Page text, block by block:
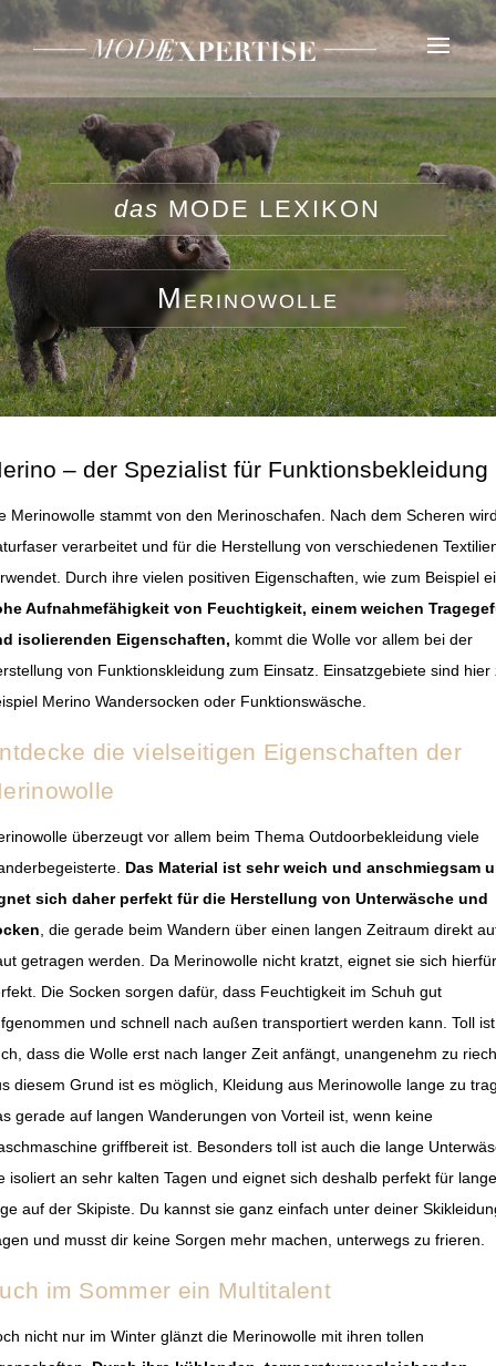
das MODE LEXIKON
Merinowolle
– der Spezialist für Funktionsbekleidung
Merinowolle stammt von den Merinoschafen. Nach dem Scheren
verarbeitet und für die Herstellung von verschiedenen
Durch ihre vielen positiven Eigenschaften, wie zum Beispiel
Aufnahmefähigkeit von Feuchtigkeit, einem weichen
isolierenden Eigenschaften, kommt die Wolle vor allem bei der
von Funktionskleidung zum Einsatz. Einsatzgebiete sind hier
Merino Wandersocken oder Funktionswäsche.
die vielseitigen Eigenschaften der
überzeugt vor allem beim Thema Outdoorbekleidung viele
Das Material ist sehr weich und anschmiegsam
sich daher perfekt für die Herstellung von Unterwäsche und
, die gerade beim Wandern über einen langen Zeitraum direkt
getragen werden. Da Merinowolle nicht kratzt, eignet sie sich hierfür
Die Socken sorgen dafür, dass Feuchtigkeit im Schuh gut
und schnell nach außen transportiert werden kann. Toll ist
dass die Wolle erst nach langer Zeit anfängt, unangenehm zu
diesem Grund ist es möglich, Kleidung aus Merinowolle lange zu
gerade auf langen Wanderungen von Vorteil ist, wenn keine
griffbereit ist. Besonders toll ist auch die lange
isoliert an sehr kalten Tagen und eignet sich deshalb perfekt für lange
auf der Skipiste. Du kannst sie ganz einfach unter deiner
und musst dir keine Sorgen mehr machen, unterwegs zu frieren.
im Sommer ein Multitalent
nicht nur im Winter glänzt die Merinowolle mit ihren tollen